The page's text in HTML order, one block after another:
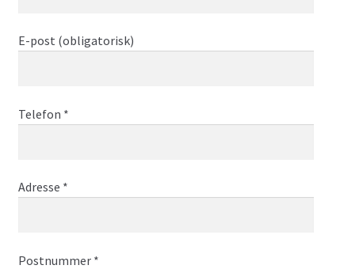
E-post (obligatorisk)
Telefon *
Adresse *
Postnummer *